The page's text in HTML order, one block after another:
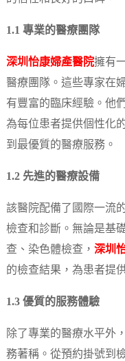
1.1 專業的醫療團隊
深圳怡康婦產醫院擁有
醫療團隊。這些專家在
有豐富的臨床經驗。他
為每位患者提供個性化
到最優質的醫療服務。
1.2 先進的醫療設備
該醫院配備了國際一流
檢查和診斷。無論是基
查、染色體檢查， 深圳
的檢查結果，為患者提
1.3 優質的服務體驗
除了專業的醫療水平外，
務著稱。從預約掛號到